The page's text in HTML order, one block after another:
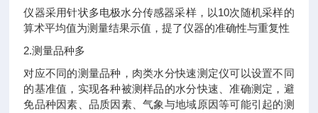
仪器采用针状多电极水分传感器采样，以10次随机采样的
算术平均值为测量结果示值，提了仪器的准确性与重复性
2.测量品种多
对应不同的测量品种，肉类水分快速测定仪可以设置不同
的基准值，实现各种被测样品的水分快速、准确测定，避
免品种因素、品质因素、气象与地域原因等可能引起的测